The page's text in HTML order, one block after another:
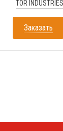
TOR INDUSTRIES
Заказать